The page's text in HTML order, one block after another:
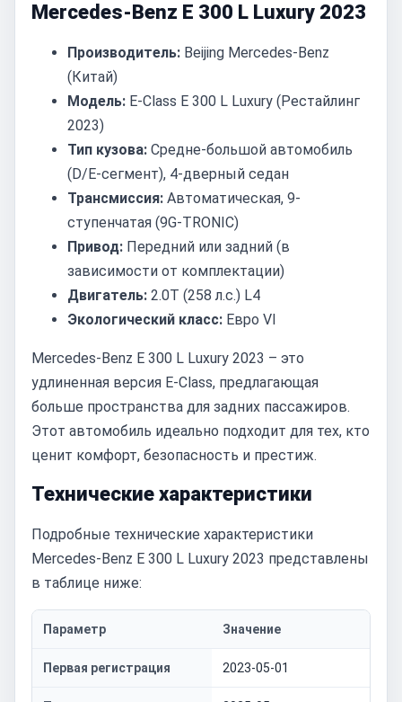
Mercedes-Benz E 300 L Luxury 2023
Производитель: Beijing Mercedes-Benz
(Китай)
Модель: E-Class E 300 L Luxury (Рестайлинг
2023)
Тип кузова: Средне-большой автомобиль
(D/E-сегмент), 4-дверный седан
Трансмиссия: Автоматическая, 9-
ступенчатая (9G-TRONIC)
Привод: Передний или задний (в
зависимости от комплектации)
Двигатель: 2.0T (258 л.с.) L4
Экологический класс: Евро VI
Mercedes-Benz E 300 L Luxury 2023 – это
удлиненная версия E-Class, предлагающая
больше пространства для задних пассажиров.
Этот автомобиль идеально подходит для тех, кто
ценит комфорт, безопасность и престиж.
Технические характеристики
Подробные технические характеристики
Mercedes-Benz E 300 L Luxury 2023 представлены
в таблице ниже:
Параметр Значение
Первая регистрация 2023-05-01